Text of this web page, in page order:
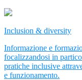
Inclusion & diversity
Informazione e
focalizzandosi in
pratiche inclusive
e funzionamento.